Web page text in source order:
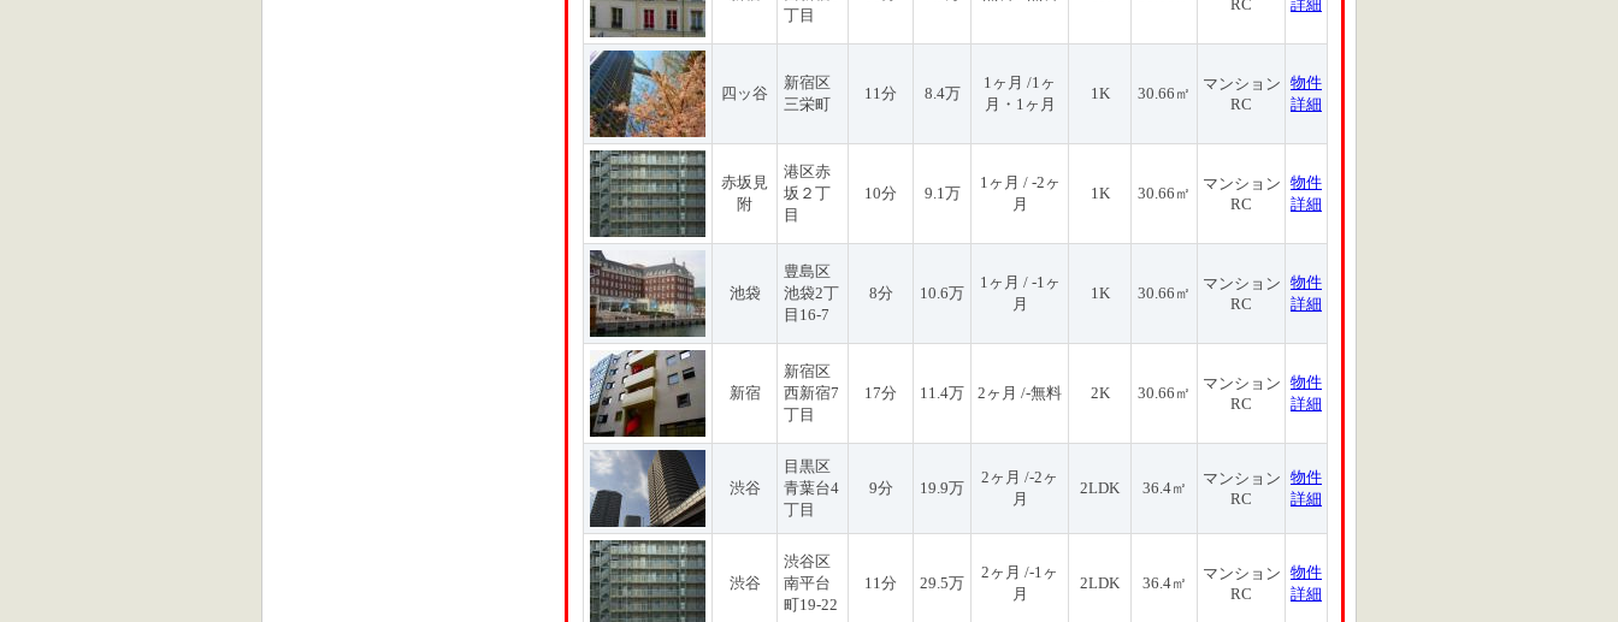
丁目
RC
詳細
四ッ谷
新宿区
三栄町
11分 8.4万
1ヶ月 /1ヶ
月・1ヶ月
1K 30.66㎡
マンション
RC
物件
詳細
赤坂見
附
港区赤
坂２丁
目
10分 9.1万
1ヶ月 / -2ヶ
月
1K 30.66㎡
マンション
RC
物件
詳細
池袋
豊島区
池袋2丁
目16-7
8分 10.6万
1ヶ月 / -1ヶ
月
1K 30.66㎡
マンション
RC
物件
詳細
新宿
新宿区
西新宿7
丁目
17分 11.4万 2ヶ月 /-無料 2K 30.66㎡
マンション
RC
物件
詳細
渋谷
目黒区
青葉台4
丁目
9分 19.9万
2ヶ月 /-2ヶ
月
2LDK 36.4㎡
マンション
RC
物件
詳細
渋谷
渋谷区
南平台
町19-22
11分 29.5万
2ヶ月 /-1ヶ
月
2LDK 36.4㎡
マンション
RC
物件
詳細